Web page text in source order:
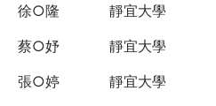
徐○隆 靜宜大學
蔡○妤 靜宜大學
張○婷 靜宜大學